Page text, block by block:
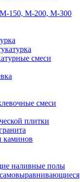
150, М-200, М-300
смеси
смеси
плитки
каминов
наливные полы